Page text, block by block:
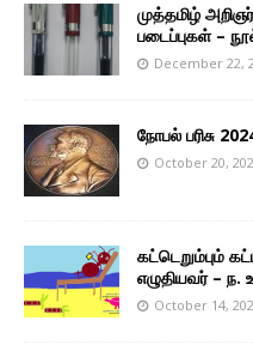
முத்தமிழ்
படைப்புகள் –
December 22,
நோபல் பரிசு
October 20,
கட்டெறும்பும்
எழுதியவர் – ந.
October 14,